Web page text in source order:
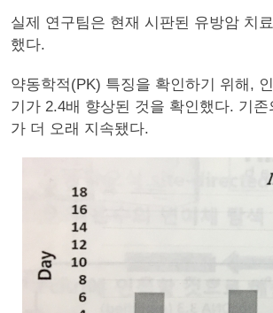
실제 연구팀은 현재 시판된 유방암 치
했다.
약동학적(PK) 특징을 확인하기 위해,
기가 2.4배 향상된 것을 확인했다. 기
가 더 오래 지속됐다.